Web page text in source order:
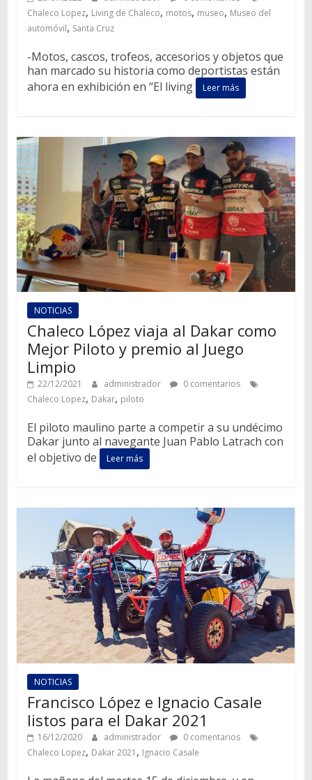
Chaleco Lopez, Living de Chaleco, motos, museo, Museo del
automóvil, Santa Cruz
-Motos, cascos, trofeos, accesorios y objetos que
han marcado su historia como deportistas están
ahora en exhibición en “El living
Leer más
NOTICIAS
Chaleco López viaja al Dakar como
Mejor Piloto y premio al Juego
Limpio
22/12/2021 administrador
0 comentarios
Chaleco Lopez, Dakar, piloto
El piloto maulino parte a competir a su undécimo
Dakar junto al navegante Juan Pablo Latrach con
el objetivo de
Leer más
NOTICIAS
Francisco López e Ignacio Casale
listos para el Dakar 2021
16/12/2020 administrador
0 comentarios
Chaleco Lopez, Dakar 2021 , Ignacio Casale